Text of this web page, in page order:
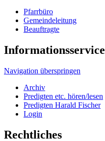
Pfarrbüro
Gemeindeleitung
Beauftragte
Informationsservice
Navigation überspringen
Archiv
Predigten etc. hören/lesen
Predigten Harald Fischer
Login
Rechtliches